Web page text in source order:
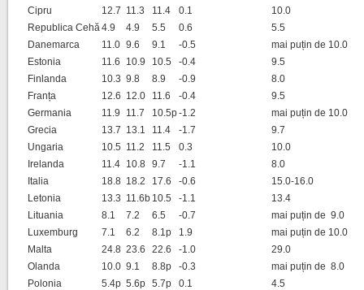
Cipru
12.7 11.3 11.4 0.1
10.0
Republica Cehă4.9 4.9 5.5 0.6
5.5
Danemarca
11.0 9.6 9.1 -0.5
mai puțin de 10.0
Estonia
11.6 10.9 10.5 -0.4
9.5
Finlanda
10.3 9.8 8.9 -0.9
8.0
Franța
12.6 12.0 11.6 -0.4
9.5
Germania
11.9 11.7 10.5p-1.2
mai puțin de 10.0
Grecia
13.7 13.1 11.4 -1.7
9.7
Ungaria
10.5 11.2 11.5 0.3
10.0
Irelanda
11.4 10.8 9.7 -1.1
8.0
Italia
18.8 18.2 17.6 -0.6
15.0-16.0
Letonia
13.3 11.6b 10.5 -1.1
13.4
Lituania
8.1 7.2 6.5 -0.7
mai puțin de 9.0
Luxemburg
7.1 6.2 8.1p 1.9
mai puțin de 10.0
Malta
24.8 23.6 22.6 -1.0
29.0
Olanda
10.0 9.1 8.8p -0.3
mai puțin de 8.0
Polonia
5.4p 5.6p 5.7p 0.1
4.5